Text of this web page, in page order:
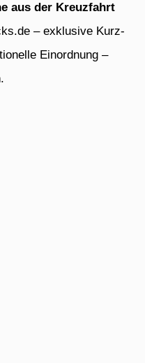
aus der Kreuzfahrt
– exklusive Kurz-
Einordnung –